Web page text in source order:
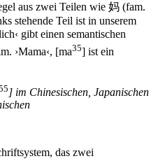
aus zwei Teilen wie 妈 (fam.
stehende Teil ist in unserem
gibt einen semantischen
›Mama‹, [ma35] ist ein
] im Chinesischen, Japanischen
das zwei